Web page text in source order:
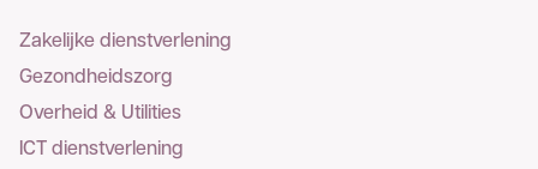
Zakelijke dienstverlening
Gezondheidszorg
Overheid & Utilities
ICT dienstverlening